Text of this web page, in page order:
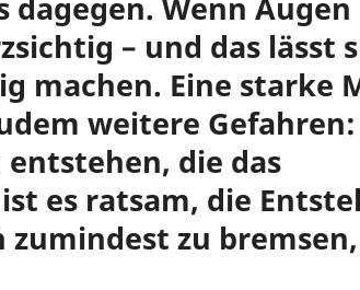
– und das lässt
machen. Eine starke
weitere
die das
es ratsam, die
zu bremsen,